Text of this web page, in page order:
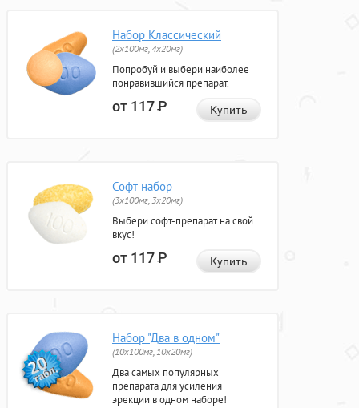
Набор Классический
(2x100мг, 4x20мг)
Попробуй и выбери наиболее
понравившийся препарат.
от 117Р Купить
Софт набор
(3x100мг, 3x20мг)
Выбери софт-препарат на свой
вкус!
от 117Р Купить
Набор "Два в одном"
(10x100мг, 10x20мг)
Два самых популярных
препарата для усиления
эрекции в одном наборе!